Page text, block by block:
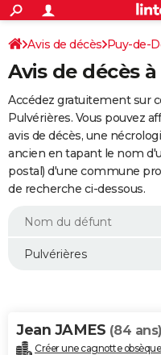
ACTUALITÉS
Politique
Société
Faits Divers
Education
Monde
Villes
+
SPORT
Coupe du monde 2026
Football
Tennis
Cyclisme
Rugby
Forum
Programme TV
TNT
Streaming
Cinéma
Sorties cinéma
Musique
+
FINANCE
Retraite
Impôts
Epargne
Immobilier
Risques naturels par ville
Banque
Assurance
Crédit
AUTO
Essais
Réserver un essai
Citadines
Berlines
SUV
Forum auto
+
HIGH-TECH
BRICOLAGE
WEEK-END
Alimentation
Guide de la santé
Maladies
Médicaments
Sommeil
VOYAGE
Avis de décès Puy-de-
Avis de décès
Accédez gratuitement sur
Pulvérières. Vous pouvez
avis de décès, une
ancien en tapant le nom
postal) d'une commune
de recherche ci-dessous.
Jean JAMES (84 ans)
Créer une cagnotte